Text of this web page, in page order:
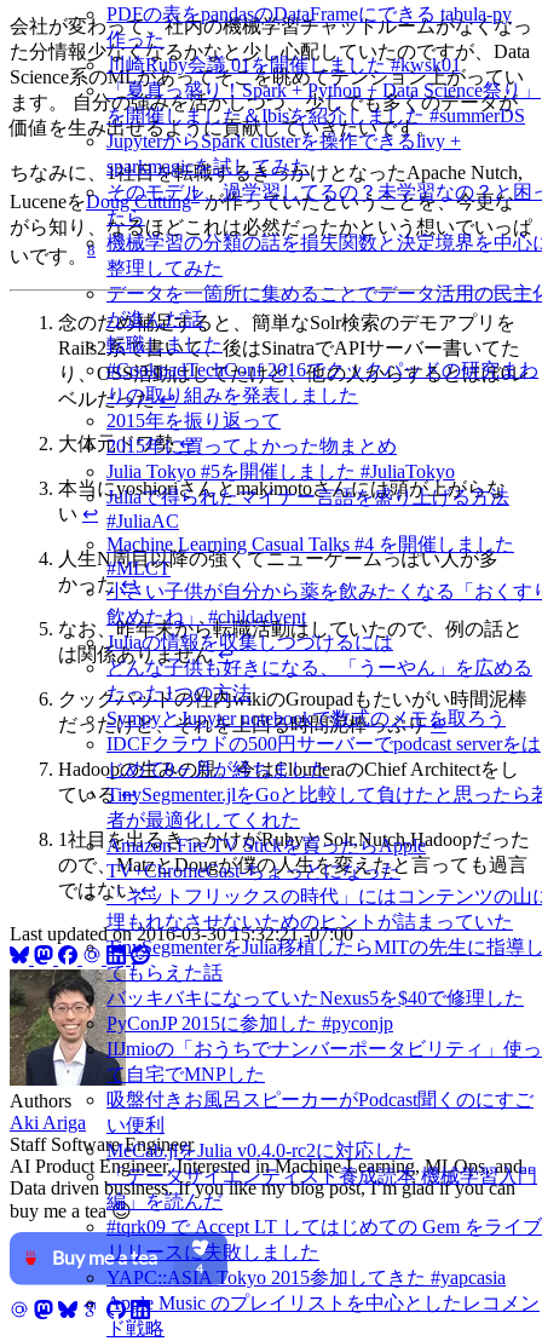
PDFの表をpandasのDataFrameにできる tabula-py
作った
川崎Ruby会議 01を開催しました #kwsk01
「夏真っ盛り！Spark + Python + Data Science祭り」
を開催しました＆Ibisを紹介しました #summerDS
JupyterからSpark clusterを操作できるlivy +
sparkmagicを試してみた
そのモデル、過学習してるの？未学習なの？と困
たら
機械学習の分類の話を損失関数と決定境界を中心
整理してみた
データを一箇所に集めることでデータ活用の民主
が進んだ話
転職しました
#CookpadTechConf 2016でクックパッドの研究まわ
りの取り組みを発表しました
2015年を振り返って
2015年に買ってよかった物まとめ
Julia Tokyo #5を開催しました #JuliaTokyo
Juliaで得られたマイナー言語を盛り上げる方法
#JuliaAC
Machine Learning Casual Talks #4 を開催しました
#MLCT
小さい子供が自分から薬を飲みたくなる「おくす
飲めたね」 #childadvent
Juliaの情報を収集しつづけるには
どんな子供も好きになる、「うーやん」を広める
たった1つの方法
SympyとJupyter notebookで数式のメモを取ろう
IDCFクラウドの500円サーバーでpodcast serverをは
じめて8ヶ月が経ちました
TinySegmenter.jlをGoと比較して負けたと思ったら
者が最適化してくれた
Amazon Fire TV Stickを買ったらApple
TV+ChromeCast-ちょっとになった
「ネットフリックスの時代」にはコンテンツの山
埋もれなさせないためのヒントが詰まっていた
TinySegmenterをJulia移植したらMITの先生に指導
てもらえた話
バッキバキになっていたNexus5を$40で修理した
PyConJP 2015に参加した #pyconjp
IIJmioの「おうちでナンバーポータビリティ」使っ
て自宅でMNPした
吸盤付きお風呂スピーカーがPodcast聞くのにすご
い便利
MeCab.jlをJulia v0.4.0-rc2に対応した
「データサイエンティスト養成読本 機械学習入門
編」を読んだ
#tqrk09 で Accept LT してはじめての Gem をライブ
リリースに失敗しました
YAPC::ASIA Tokyo 2015参加してきた #yapcasia
Apple Music のプレイリストを中心としたレコメン
ド戦略
会社が変わって、社内の機械学習チャットルームがなくなっ
た分情報少なくなるかなと少し心配していたのですが、Data
Science系のMLがあってそこを眺めてテンション上がってい
ます。 自分の強みを活かしつつ、少しでも多くのデータが
価値を生み出せるように貢献していきたいです。
ちなみに、1社目を転職するきっかけとなったApache Nutch,
LuceneをDoug Cutting7が作っていたということを、今更な
がら知り、なるほどこれは必然だったかという想いでいっぱ
いです。 8
念のため補足すると、簡単なSolr検索のデモアプリを
Rails2系で書いて、後はSinatraでAPIサーバー書いてた
り、OSS活動はしてたけど、他の人からするとほぼ0レ
ベルだった↩︎
大体元ドワ勢↩︎
本当にyoshioriさんとmakimotoさんには頭が上がらな
い ↩︎
人生N周目以降の強くてニューゲームっぽい人が多
かった↩︎
なお、昨年末から転職活動はしていたので、例の話と
は関係ありません↩︎
クックパッドの社内wikiのGroupadもたいがい時間泥棒
だったけど、それを上回る時間泥棒っぷり↩︎
Hadoopの生みの親。今はClouderaのChief Architectをし
ている↩︎
1社目を出るきっかけがRubyとSolr,Nutch,Hadoopだった
ので、MatzとDougが僕の人生を変えたと言っても過言
ではない↩︎
Last updated on2016-03-30 15:32:21 -07:00
Authors
Aki Ariga
Staff Software Engineer
AI Product Engineer. Interested in Machine Learning, MLOps, and
Data driven business. If you like my blog post, I’m glad if you can
buy me a tea 😉